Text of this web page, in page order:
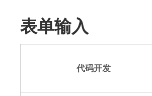
表单输入
代码开发